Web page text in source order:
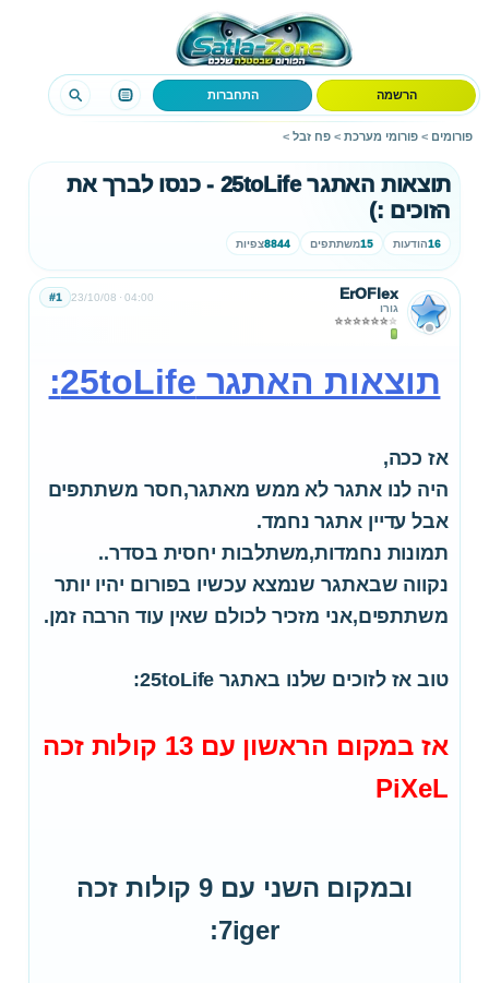
הרשמה התחברות
פורומים > פורומי מערכת > פח זבל >
תוצאות האתגר 25toLife - כנסו לברך את
הזוכים :)
16הודעות 15משתתפים 8844צפיות
ErOFlex
גורו
23/10/08 04:00
#1
תוצאות האתגר 25toLife:
אז ככה,
היה לנו אתגר לא ממש מאתגר,חסר משתתפים
אבל עדיין אתגר נחמד.
תמונות נחמדות,משתלבות יחסית בסדר..
נקווה שבאתגר שנמצא עכשיו בפורום יהיו יותר
משתתפים,אני מזכיר לכולם שאין עוד הרבה זמן.
טוב אז לזוכים שלנו באתגר 25toLife:
אז במקום הראשון עם 13 קולות זכה
PiXeL
ובמקום השני עם 9 קולות זכה
7iger: